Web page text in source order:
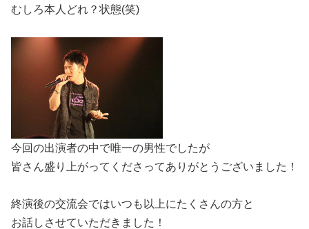
むしろ本人どれ？状態(笑)
今回の出演者の中で唯一の男性でしたが
皆さん盛り上がってくださってありがとうございました！
終演後の交流会ではいつも以上にたくさんの方と
お話しさせていただきました！